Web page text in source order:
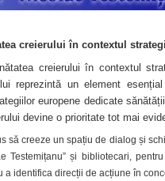
creierului în contextul
creierului în contextul
reprezintă un element
europene dedicate
devine o prioritate tot mai
să creeze un spațiu de dialog și
Testemițanu” și bibliotecari,
identifica direcții de acțiune în